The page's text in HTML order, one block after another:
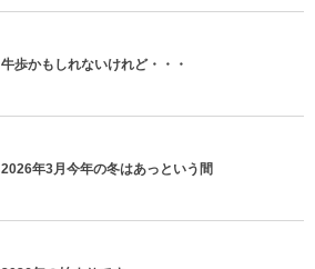
牛歩かもしれないけれど・・・
2026年3月今年の冬はあっという間